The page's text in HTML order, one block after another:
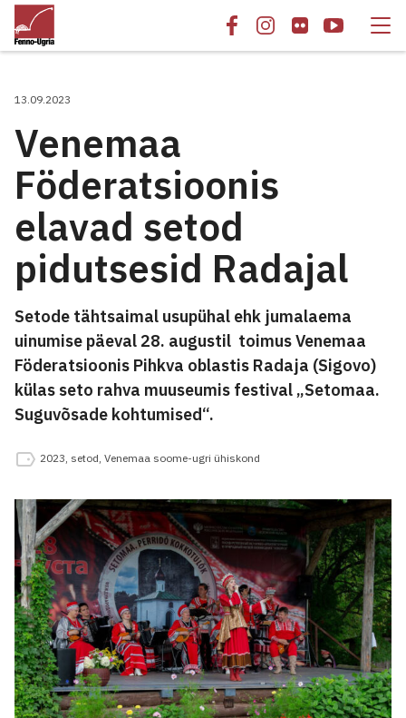
13.09.2023
Venemaa
Föderatsioonis
elavad setod
pidutsesid Radajal
Setode tähtsaimal usupühal ehk jumalaema
uinumise päeval 28. augustil toimus Venemaa
Föderatsioonis Pihkva oblastis Radaja (Sigovo)
külas seto rahva muuseumis festival „Setomaa.
Suguvõsade kohtumised“.
2023, setod, Venemaa soome-ugri ühiskond